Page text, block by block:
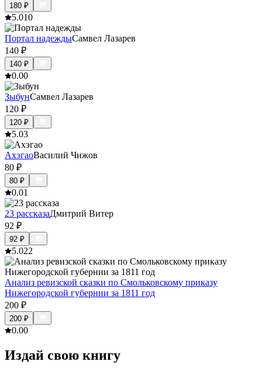
180 ₽
5.010
Портал надеждыСамвел Лазарев
140 ₽
140 ₽
0.00
ЗыбунСамвел Лазарев
120 ₽
120 ₽
5.03
АхэгаоВасилий Чижов
80 ₽
80 ₽
0.01
23 рассказаДмитрий Витер
92 ₽
92 ₽
5.022
Анализ ревизской сказки по Смольковскому приказу
Нижегородской губернии за 1811 год
200 ₽
200 ₽
0.00
Издай свою книгу